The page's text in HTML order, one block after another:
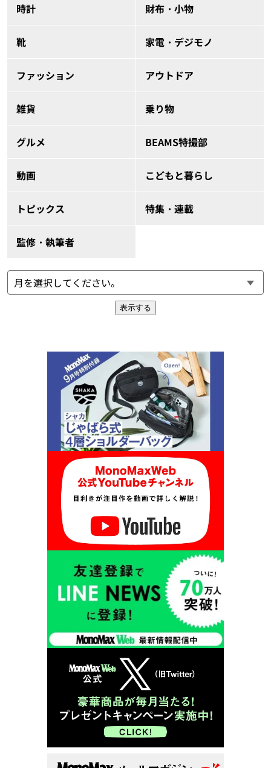
時計 財布・小物
靴 家電・デジモノ
ファッション アウトドア
雑貨 乗り物
グルメ BEAMS特撮部
動画 こどもと暮らし
トピックス 特集・連載
監修・執筆者
表示する